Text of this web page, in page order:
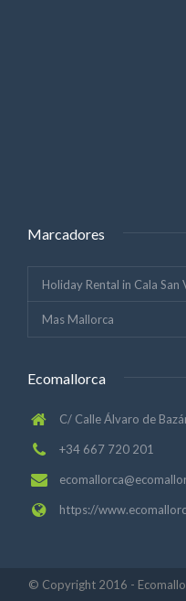
Marcadores
Holiday Rental in Cala San
Mas Mallorca
Ecomallorca
C/ Calle Álvaro de
+34 667 720 201
https://
© Copyright 2016 -